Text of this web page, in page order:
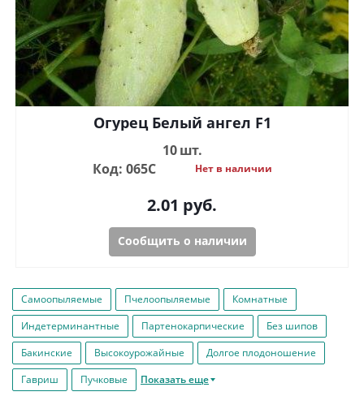
Огурец Белый ангел F1
10 шт.
Код: 065С
Нет в наличии
2.01 руб.
Сообщить о наличии
Самоопыляемые Пчелоопыляемые
Комнатные
Индетерминантные
Партенокарпические
Без шипов
Бакинские
Высокоурожайные
Долгое плодоношение
Гавриш
Пучковые Показать еще